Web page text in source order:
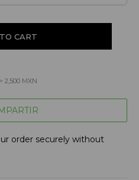
2,500 MXN
order securely without